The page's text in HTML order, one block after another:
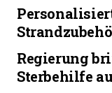
Regierung
Sterbehilfe